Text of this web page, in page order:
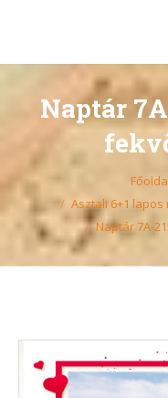
Naptár
You are here:
Asztali 6+1
Naptár 7A-